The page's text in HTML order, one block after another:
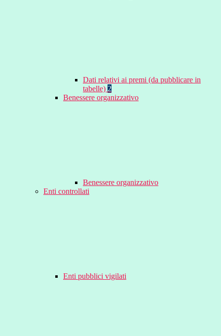
Dati relativi ai premi (da pubblicare in
tabelle) 2
Benessere organizzativo
Benessere organizzativo
Enti controllati
Enti pubblici vigilati